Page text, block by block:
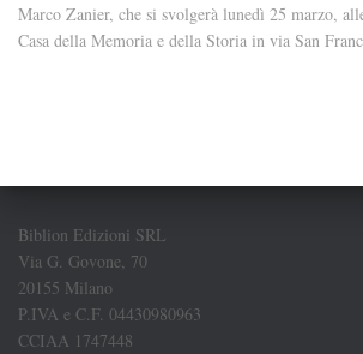
Marco Zanier, che si svolgerà lunedì 25 marzo,
Casa della Memoria e della Storia in via San
Biblion Edizioni SRL
Via G. Govone, 70
20155 Milano
P.IVA e C.F. 04430980963
CCIAA 1747448